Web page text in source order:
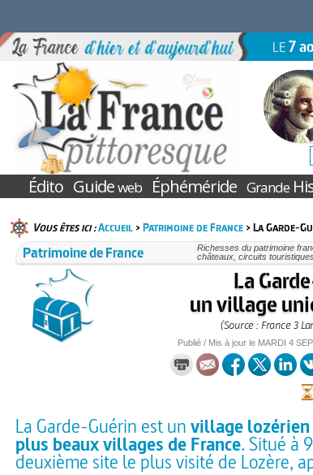
LE7
Édito Guideweb Éphéméride Grande
Vous êtes ici :Accueil>Patrimoine de France> La Garde-
Patrimoine de France
Richesses du patrimoine
châteaux, circuits
La
un village
(Source : France 3
Publié / Mis à jour le MARDI 4
La Garde-Guérin est unvillage
plus beaux villages de France. Situé à
deuxième site le plus visité de Lozère,